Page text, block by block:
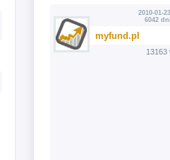
2010-01-
6042
myfund.pl
13163